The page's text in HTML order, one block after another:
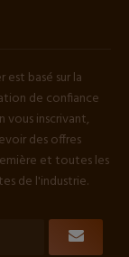
basé sur la
de confiance
vous inscrivant,
des offres
et toutes les
de l'industrie.